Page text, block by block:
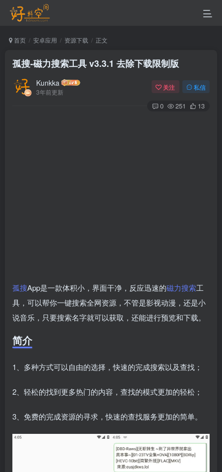
首页 安卓应用 资源下载 正文
孤搜-磁力搜索工具 v3.3.1 去除下载限制版
Kunkka
3年前更新
关注 私信
0 251 13
孤搜App是一款体积小，界面干净，反应迅速的磁力搜索工
具，可以帮你一键搜索全网资源，不管是影视动漫，还是小
说音乐，只要搜索名字就可以获取，还能进行预览和下载。
简介
1、多种方式可以自由的选择，快速的完成搜索以及查找；
2、轻松的找到更多热门的内容，查找的模式更加的轻松；
3、免费的完成资源的寻求，快速的查找服务更加的简单。